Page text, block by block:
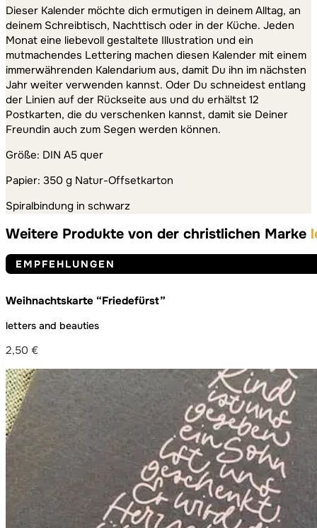
Dieser Kalender möchte dich ermutigen in deinem Alltag, an
deinem Schreibtisch, Nachttisch oder in der Küche. Jeden
Monat eine liebevoll gestaltete Illustration und ein
mutmachendes Lettering machen diesen Kalender mit einem
immerwährenden Kalendarium aus, damit Du ihn im nächsten
Jahr weiter verwenden kannst. Oder Du schneidest entlang
der Linien auf der Rückseite aus und du erhältst 12
Postkarten, die du verschenken kannst, damit sie Deiner
Freundin auch zum Segen werden können.
Größe: DIN A5 quer
Papier: 350 g Natur-Offsetkarton
Spiralbindung in schwarz
Weitere Produkte von der christlichen Marke
EMPFEHLUNGEN
Weihnachtskarte “Friedefürst”
letters and beauties
2,50 €